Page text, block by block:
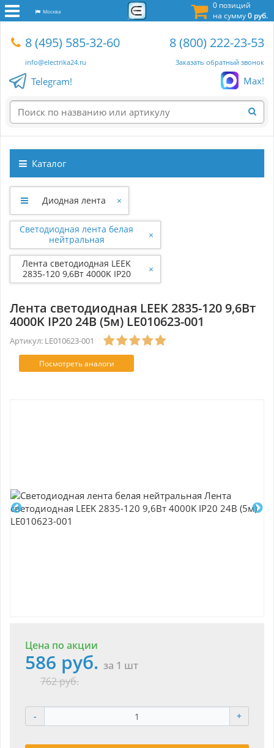
0 позиций
на сумму0 руб.
Москва
8 (495) 585-32-60
info@electrika24.ru
8 (800) 222-23-53
Заказать обратный звонок
Telegram! Max!
Каталог
Диодная лента ×
Светодиодная лента белая
нейтральная
×
Лента светодиодная LEEK
2835-120 9,6Вт 4000K IP20
24В (5м) LE010623-001
×
Лента светодиодная LEEK 2835-120 9,6Вт
4000K IP20 24В (5м) LE010623-001
Артикул: LE010623-001
Посмотреть аналоги
Цена по акции
586 руб. за 1 шт
762 руб.
- +